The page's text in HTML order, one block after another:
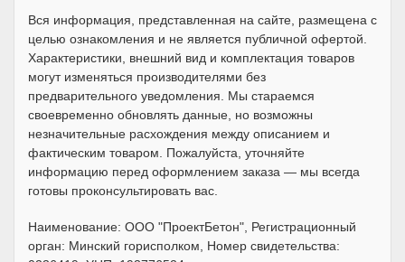
Вся информация, представленная на сайте, размещена с
целью ознакомления и не является публичной офертой.
Характеристики, внешний вид и комплектация товаров
могут изменяться производителями без
предварительного уведомления. Мы стараемся
своевременно обновлять данные, но возможны
незначительные расхождения между описанием и
фактическим товаром. Пожалуйста, уточняйте
информацию перед оформлением заказа — мы всегда
готовы проконсультировать вас.
Наименование: ООО "ПроектБетон", Регистрационный
орган: Минский горисполком, Номер свидетельства: